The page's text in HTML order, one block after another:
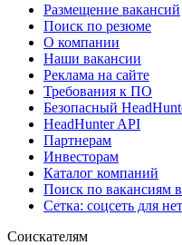
Размещение вакансий
Поиск по резюме
О компании
Наши вакансии
Реклама на сайте
Требования к ПО
Безопасный
HeadHunter API
Партнерам
Инвесторам
Каталог компаний
Поиск по вакансиям
Сетка: соцсеть для
Соискателям